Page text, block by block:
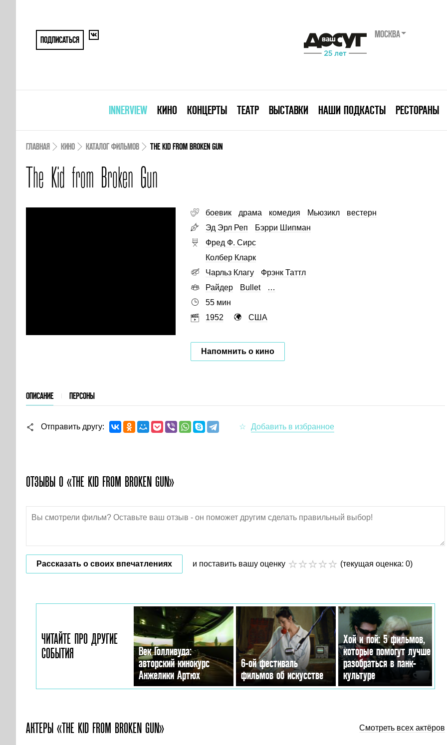
ПОДПИСАТЬСЯ
МОСКВА
INNERVIEW КИНО КОНЦЕРТЫ ТЕАТР ВЫСТАВКИ НАШИ ПОДКАСТЫ РЕСТОРАНЫ
ГЛАВНАЯ КИНО КАТАЛОГ ФИЛЬМОВ THE KID FROM BROKEN GUN
The Kid from Broken Gun
боевик драма комедия Мьюзикл
вестерн
Эд Эрл Реп
Бэрри Шипман
Фред Ф. Сирс
Колбер Кларк
Чарльз Клагу
Фрэнк Таттл
Райдер
Bullet
…
55 мин
1952
США
Напомнить о кино
ОПИСАНИЕ ПЕРСОНЫ
Отправить другу
ОТЗЫВЫ О «THE KID FROM BROKEN GUN»
Рассказать о своих впечатлениях и поставить вашу оценку (текущая оценка: 0)
ЧИТАЙТЕ ПРО ДРУГИЕ
СОБЫТИЯ
Век Голливуда:
авторский кинокурс
Анжелики Артюх
6-ой фестиваль
фильмов об искусстве
Хой и пой: 5 фильмов,
которые помогут лучше
разобраться в панк-
культуре
АКТЕРЫ «THE KID FROM BROKEN GUN» Смотреть всех актёров